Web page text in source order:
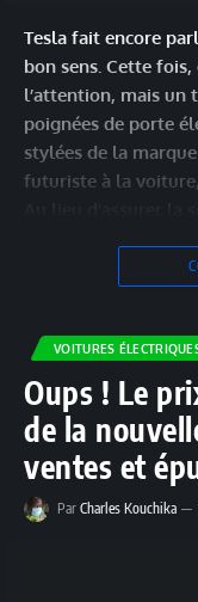
Tesla fait encore
bon sens. Cette
l’attention, mais un
poignées de porte
stylées de la
futuriste à la
VOITURES
Oups ! Le
de la
ventes et
Par Charles Kouchika